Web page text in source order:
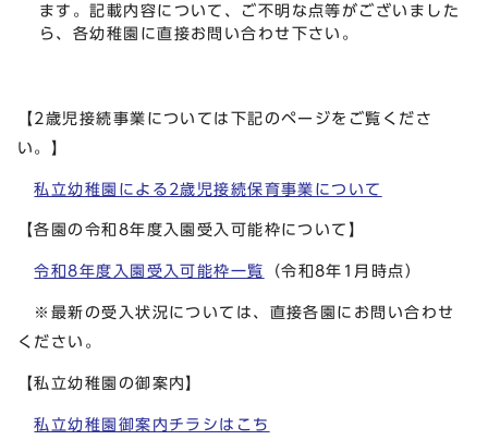
ます。記載内容について、ご不明な点等がございました
ら、各幼稚園に直接お問い合わせ下さい。
【2歳児接続事業については下記のページをご覧くださ
い。】
私立幼稚園による2歳児接続保育事業について
【各園の令和8年度入園受入可能枠について】
令和8年度入園受入可能枠一覧 （令和8年1月時点）
※最新の受入状況については、直接各園にお問い合わせ
ください。
【私立幼稚園の御案内】
私立幼稚園御案内チラシはこち